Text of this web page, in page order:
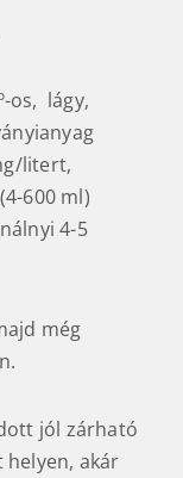
-os, lágy,
litert,
600 ml)
4-5
még
jól zárható
helyen, akár